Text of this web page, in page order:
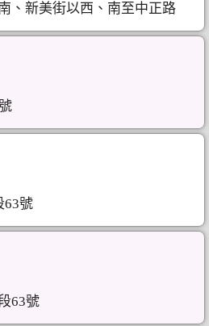
、新美街以西、南至中正路
63號
63號